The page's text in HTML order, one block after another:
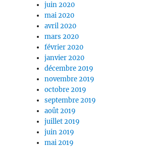
juin 2020
mai 2020
avril 2020
mars 2020
février 2020
janvier 2020
décembre 2019
novembre 2019
octobre 2019
septembre 2019
août 2019
juillet 2019
juin 2019
mai 2019